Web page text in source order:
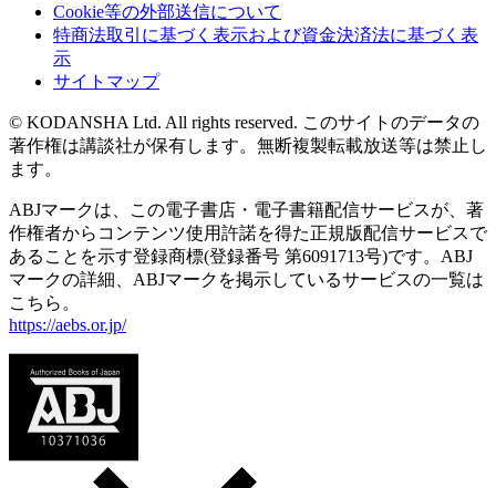
Cookie等の外部送信について
特商法取引に基づく表示および資金決済法に基づく表
示
サイトマップ
© KODANSHA Ltd. All rights reserved. このサイトのデータの
著作権は講談社が保有します。無断複製転載放送等は禁止し
ます。
ABJマークは、この電子書店・電子書籍配信サービスが、著
作権者からコンテンツ使用許諾を得た正規版配信サービスで
あることを示す登録商標(登録番号 第6091713号)です。ABJ
マークの詳細、ABJマークを掲示しているサービスの一覧は
こちら。
https://aebs.or.jp/